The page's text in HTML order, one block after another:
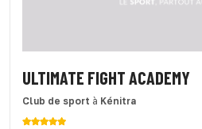
ULTIMATE FIGHT ACADEMY
Club de sport à Kénitra